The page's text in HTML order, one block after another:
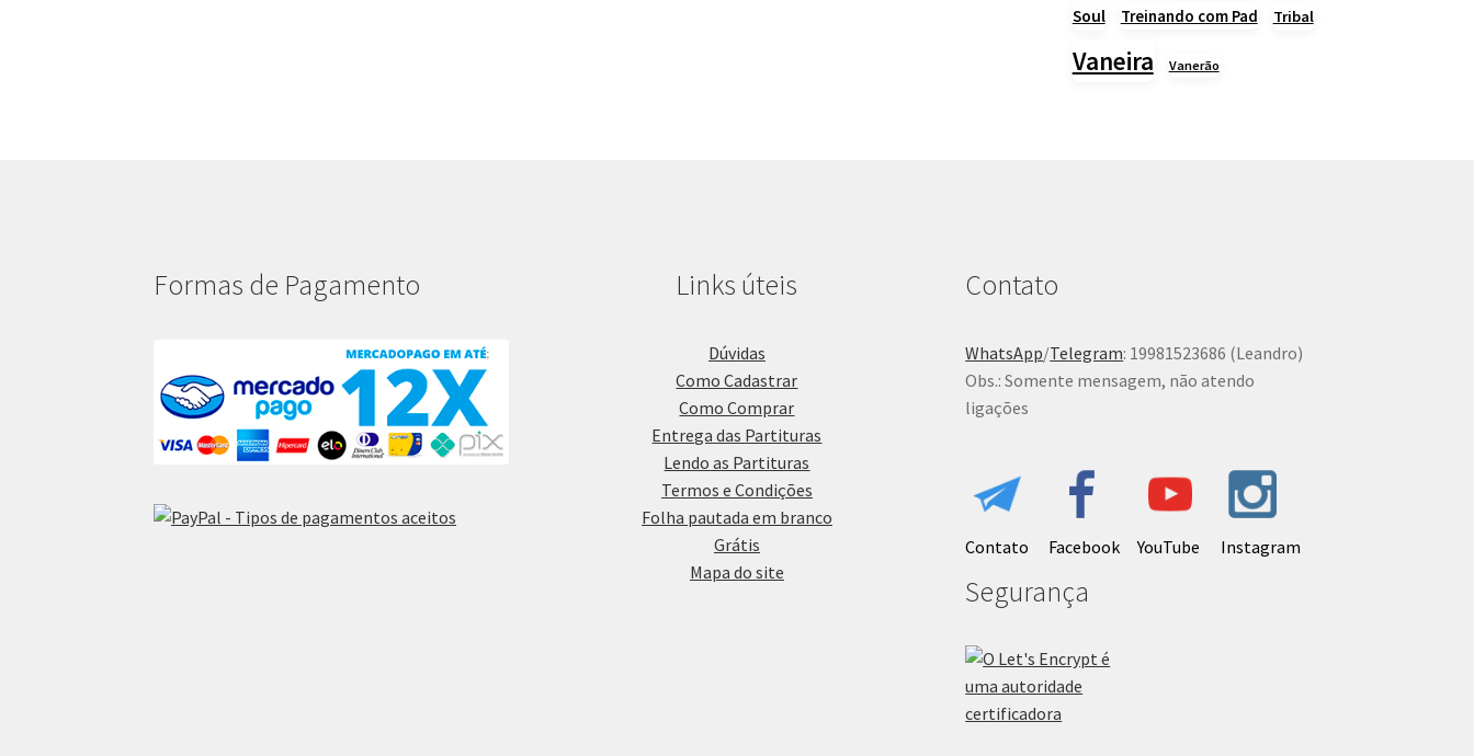
Soul Treinando com Pad Tribal
Vaneira Vanerão
Formas de Pagamento Links úteis
Dúvidas
Como Cadastrar
Como Comprar
Entrega das Partituras
Lendo as Partituras
Termos e Condições
Folha pautada em branco
Grátis
Mapa do site
Contato
WhatsApp/Telegram: 19981523686 (Leandro)
Obs.: Somente mensagem, não atendo
ligações
Contato Facebook YouTube Instagram
Segurança